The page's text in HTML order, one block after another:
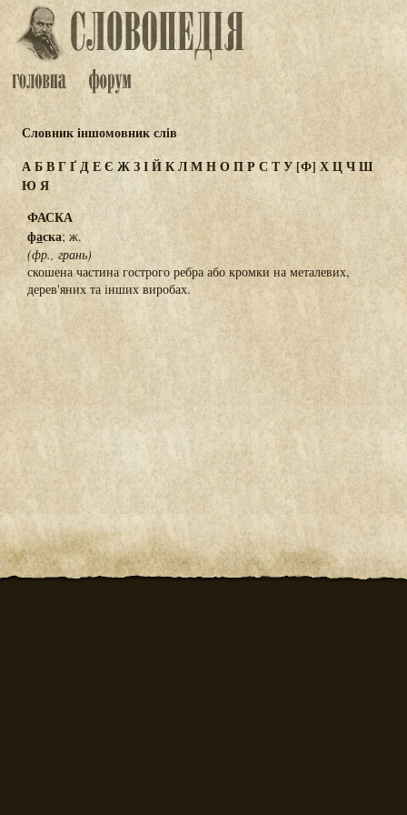
Словник іншомовник слів
АБВГҐДЕЄ ЖЗІЙКЛМНОПР СТУ[Ф] ХЦЧШ
Ю Я
ФАСКА
фаска; ж.
(фр., грань)
скошена частина гострого ребра або кромки на металевих,
дерев'яних та інших виробах.